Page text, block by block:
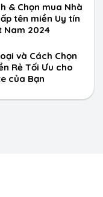
& Chọn mua Nhà
tên miền Uy tín
Nam 2024
và Cách Chọn
Rẻ Tối Ưu cho
của Bạn